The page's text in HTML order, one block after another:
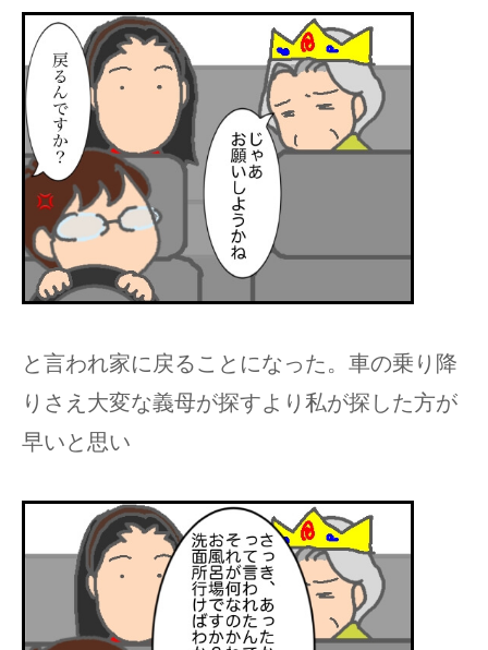
と言われ家に戻ることになった。車の乗り降
りさえ大変な義母が探すより私が探した方が
早いと思い